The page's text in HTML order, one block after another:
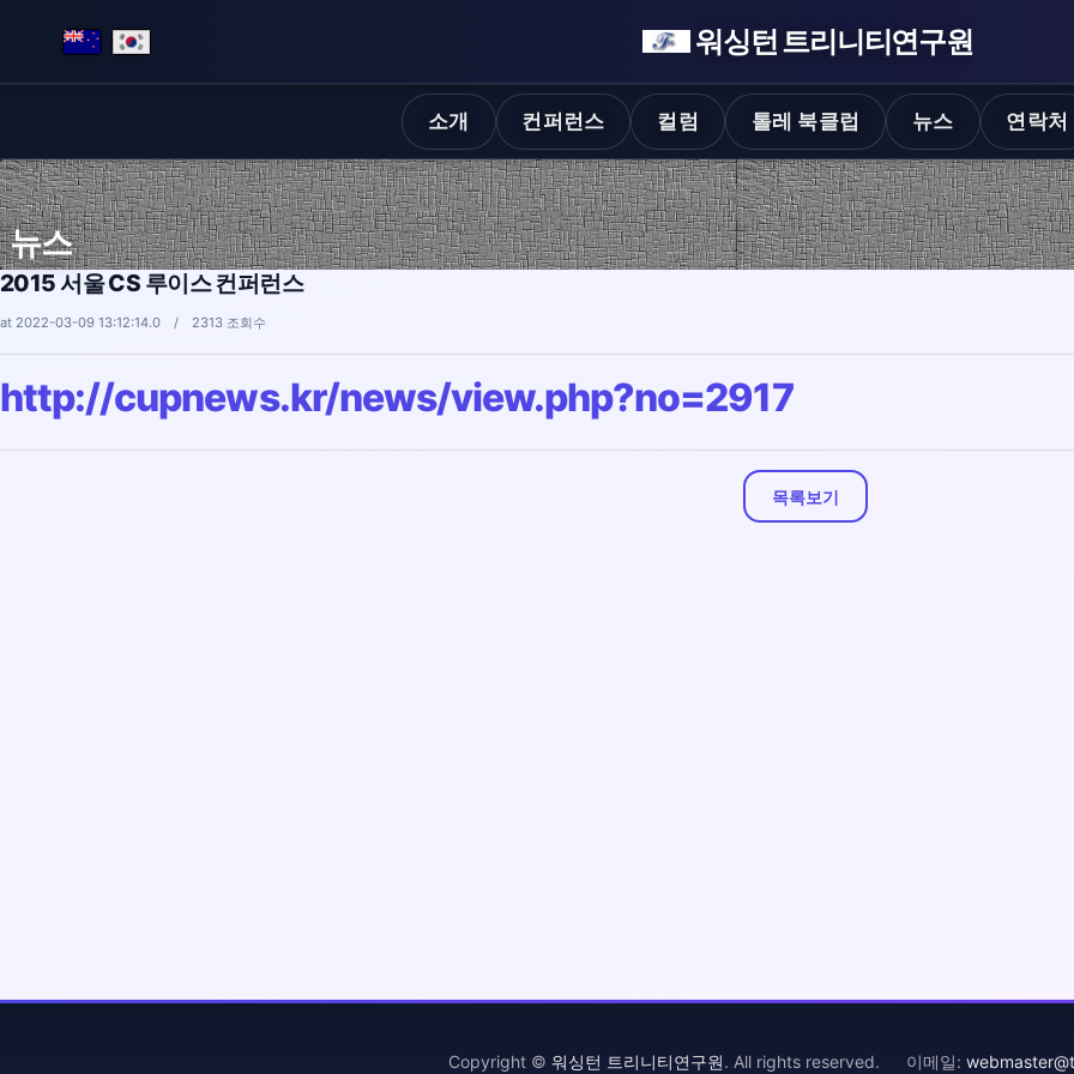
워싱턴 트리니티연구원
소개 컨퍼런스 컬럼 톨레 북클럽 뉴스 연락처
뉴스
2015 서울 CS 루이스 컨퍼런스
at 2022-03-09 13:12:14.0 / 2313 조회수
http://cupnews.kr/news/view.php?no=2917
목록보기
Copyright © 워싱턴 트리니티연구원. All rights reserved. 이메일: